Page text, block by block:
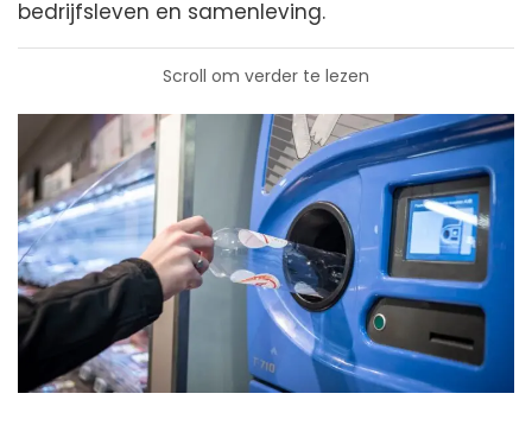
bedrijfsleven en samenleving.
Scroll om verder te lezen